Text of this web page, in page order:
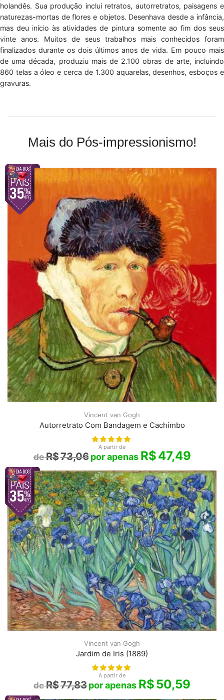
holandês. Sua produção inclui retratos, autorretratos, paisagens e
naturezas-mortas de flores e objetos. Desenhava desde a infância,
mas deu início às atividades de pintura somente ao fim dos seus
vinte anos. Muitos de seus trabalhos mais conhecidos foram
finalizados durante os dois últimos anos de vida. Em pouco mais
de uma década, produziu mais de 2.100 obras de arte, incluindo
860 telas a óleo e cerca de 1.300 aquarelas, desenhos, esboços e
gravuras.
Mais do Pós-impressionismo!
Vincent van Gogh
Autorretrato Com Bandagem e Cachimbo
A partir de
R$73,06 R$47,49
Vincent van Gogh
Jardim de Iris (1889)
A partir de
R$77,83 R$50,59